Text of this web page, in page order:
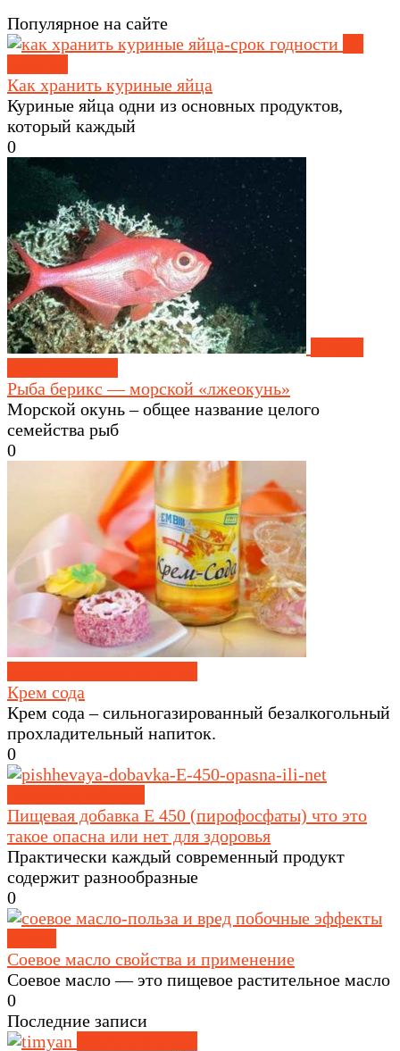
Популярное на сайте
Как хранить куриные яйца
Куриные яйца одни из основных продуктов,
который каждый
0
Рыба берикс — морской «лжеокунь»
Морской окунь – общее название целого
семейства рыб
0
Крем сода
Крем сода – сильногазированный безалкогольный
прохладительный напиток.
0
Пищевая добавка Е 450 (пирофосфаты) что это
такое опасна или нет для здоровья
Практически каждый современный продукт
содержит разнообразные
0
Соевое масло свойства и применение
Соевое масло — это пищевое растительное масло
0
Последние записи